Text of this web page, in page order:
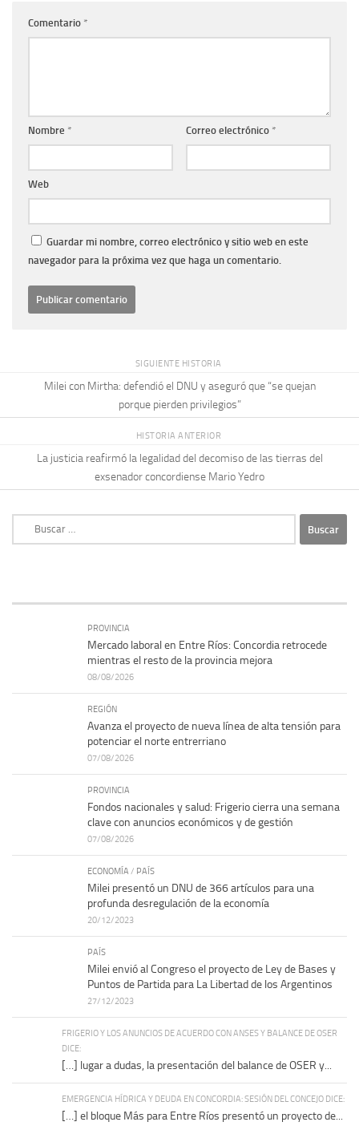
Comentario *
Nombre * Correo electrónico *
Web
Guardar mi nombre, correo electrónico y sitio web en este
navegador para la próxima vez que haga un comentario.
SIGUIENTE HISTORIA
Milei con Mirtha: defendió el DNU y aseguró que “se quejan
porque pierden privilegios”
HISTORIA ANTERIOR
La justicia reafirmó la legalidad del decomiso de las tierras del
exsenador concordiense Mario Yedro
Buscar:
PROVINCIA
Mercado laboral en Entre Ríos: Concordia retrocede
mientras el resto de la provincia mejora
08/08/2026
REGIÓN
Avanza el proyecto de nueva línea de alta tensión para
potenciar el norte entrerriano
07/08/2026
PROVINCIA
Fondos nacionales y salud: Frigerio cierra una semana
clave con anuncios económicos y de gestión
07/08/2026
ECONOMÍA / PAÍS
Milei presentó un DNU de 366 artículos para una
profunda desregulación de la economía
20/12/2023
PAÍS
Milei envió al Congreso el proyecto de Ley de Bases y
Puntos de Partida para La Libertad de los Argentinos
27/12/2023
FRIGERIO Y LOS ANUNCIOS DE ACUERDO CON ANSES Y BALANCE DE OSER
DICE:
[…] lugar a dudas, la presentación del balance de OSER y...
EMERGENCIA HÍDRICA Y DEUDA EN CONCORDIA: SESIÓN DEL CONCEJO DICE:
[…] el bloque Más para Entre Ríos presentó un proyecto de...